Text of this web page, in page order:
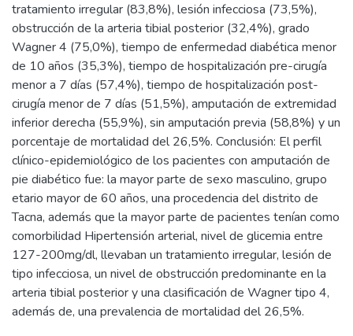
tratamiento irregular (83,8%), lesión infecciosa (73,5%),
obstrucción de la arteria tibial posterior (32,4%), grado
Wagner 4 (75,0%), tiempo de enfermedad diabética menor
de 10 años (35,3%), tiempo de hospitalización pre-cirugía
menor a 7 días (57,4%), tiempo de hospitalización post-
cirugía menor de 7 días (51,5%), amputación de extremidad
inferior derecha (55,9%), sin amputación previa (58,8%) y un
porcentaje de mortalidad del 26,5%. Conclusión: El perfil
clínico-epidemiológico de los pacientes con amputación de
pie diabético fue: la mayor parte de sexo masculino, grupo
etario mayor de 60 años, una procedencia del distrito de
Tacna, además que la mayor parte de pacientes tenían como
comorbilidad Hipertensión arterial, nivel de glicemia entre
127-200mg/dl, llevaban un tratamiento irregular, lesión de
tipo infecciosa, un nivel de obstrucción predominante en la
arteria tibial posterior y una clasificación de Wagner tipo 4,
además de, una prevalencia de mortalidad del 26,5%.